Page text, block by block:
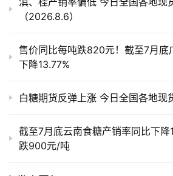
销
（2026.8.6）
售价同比每吨跌820元！截至7月底
下降13.77%
白糖期货反弹上涨 今日全国各地现
截至7月底云南食糖产销率同比下降
跌900元/吨